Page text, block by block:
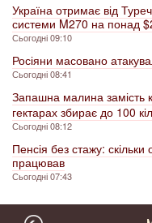
Україна отримає від
системи M270 на понад
Сьогодні 09:10
Росіяни масовано
Сьогодні 08:41
Запашна малина замість
гектарах збирає до 100
Сьогодні 08:12
Пенсія без стажу:
працював
Сьогодні 07:43